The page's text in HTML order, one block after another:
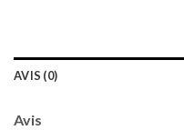
AVIS (0)
Avis